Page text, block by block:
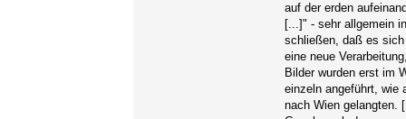
auf der erden
[...]" - sehr allgemein
schließen, daß es
eine neue
Bilder wurden erst im
einzeln angeführt, wie
nach Wien gelangten.